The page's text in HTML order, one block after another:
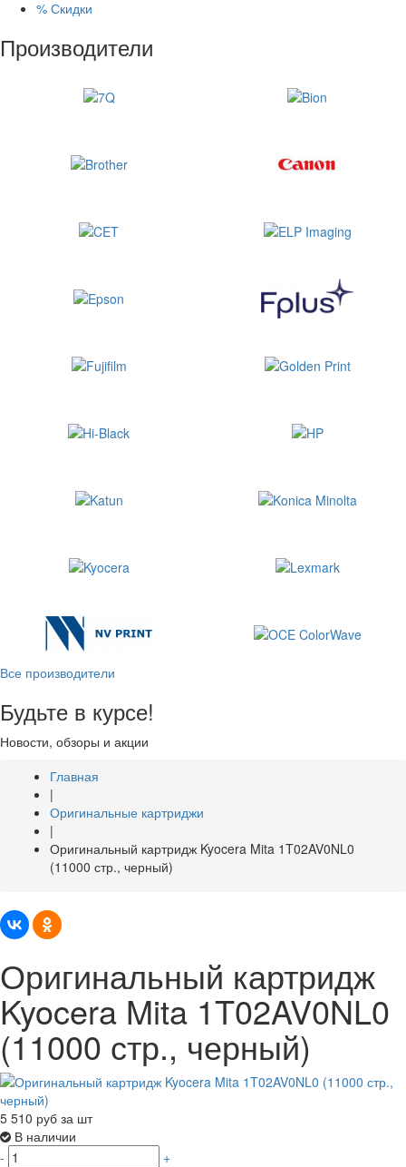
% Скидки
Производители
Все производители
Будьте в курсе!
Новости, обзоры и акции
Главная
|
Оригинальные картриджи
|
Оригинальный картридж Kyocera Mita 1T02AV0NL0
(11000 стр., черный)
Оригинальный картридж
Kyocera Mita 1T02AV0NL0
(11000 стр., черный)
5 510 руб за шт
В наличии
-
+